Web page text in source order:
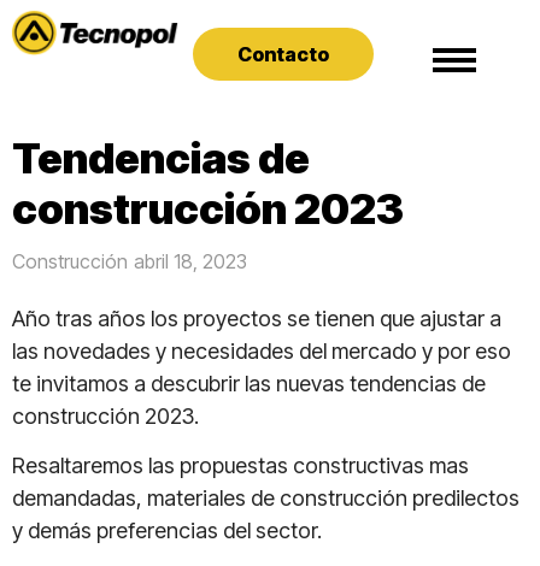
Contacto
Tendencias de
construcción 2023
Construcción abril 18, 2023
Año tras años los proyectos se tienen que ajustar a
las novedades y necesidades del mercado y por eso
te invitamos a descubrir las nuevas tendencias de
construcción 2023.
Resaltaremos las propuestas constructivas mas
demandadas, materiales de construcción predilectos
y demás preferencias del sector.